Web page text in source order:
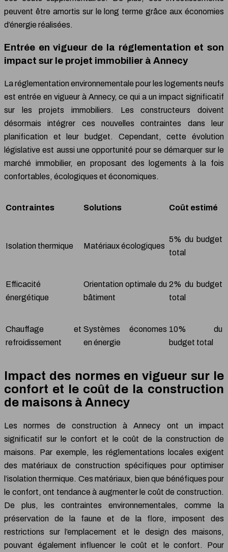
peuvent être amortis sur le long terme grâce aux économies
d’énergie réalisées.
Entrée en vigueur de la réglementation et son
impact sur le projet immobilier à Annecy
La réglementation environnementale pour les logements neufs
est entrée en vigueur à Annecy, ce qui a un impact significatif
sur les projets immobiliers. Les constructeurs doivent
désormais intégrer ces nouvelles contraintes dans leur
planification et leur budget. Cependant, cette évolution
législative est aussi une opportunité pour se démarquer sur le
marché immobilier, en proposant des logements à la fois
confortables, écologiques et économiques.
Contraintes Solutions Coût estimé
Isolation thermique Matériaux écologiques
5% du budget
total
Efficacité
énergétique
Orientation optimale du
bâtiment
2% du budget
total
Chauffage et
refroidissement
Systèmes économes
en énergie
10% du
budget total
Impact des normes en vigueur sur le
confort et le coût de la construction
de maisons à Annecy
Les normes de construction à Annecy ont un impact
significatif sur le confort et le coût de la construction de
maisons. Par exemple, les réglementations locales exigent
des matériaux de construction spécifiques pour optimiser
l’isolation thermique. Ces matériaux, bien que bénéfiques pour
le confort, ont tendance à augmenter le coût de construction.
De plus, les contraintes environnementales, comme la
préservation de la faune et de la flore, imposent des
restrictions sur l’emplacement et le design des maisons,
pouvant également influencer le coût et le confort. Pour